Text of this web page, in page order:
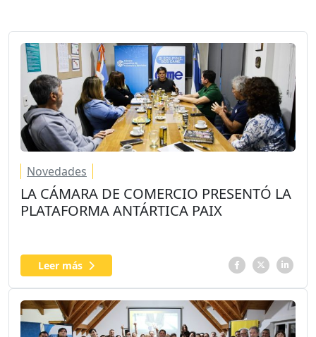
Novedades
LA CÁMARA DE COMERCIO PRESENTÓ LA
PLATAFORMA ANTÁRTICA PAIX
Leer más